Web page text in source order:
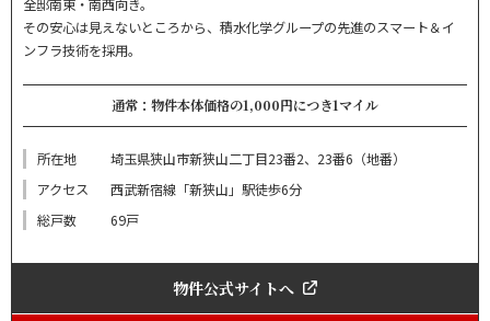
その安心は見えないところから、積水化学グループの先進のスマート＆イ
ンフラ技術を採用。
通常：物件本体価格の1,000円につき1マイル
所在地
埼玉県狭山市新狭山二丁目23番2、23番6（地番）
アクセス
西武新宿線「新狭山」駅徒歩6分
総戸数
69戸
物件公式サイトへ